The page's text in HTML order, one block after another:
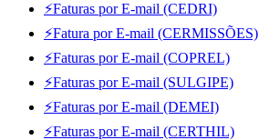
⚡Faturas por E-mail (CEDRI)
⚡Fatura por E-mail (CERMISSÕES)
⚡Faturas por E-mail (COPREL)
⚡Faturas por E-mail (SULGIPE)
⚡Faturas por E-mail (DEMEI)
⚡Faturas por E-mail (CERTHIL)